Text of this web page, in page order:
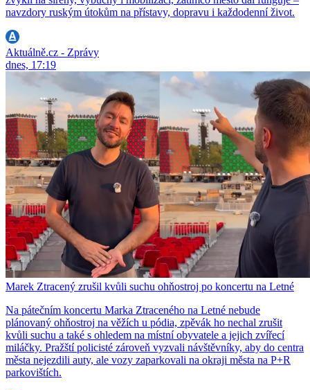
navzdory ruským útokům na přístavy, dopravu i každodenní život.
Aktuálně.cz - Zprávy
dnes, 17:19
Marek Ztracený zrušil kvůli suchu ohňostroj po koncertu na Letné
Na pátečním koncertu Marka Ztraceného na Letné nebude
plánovaný ohňostroj na věžích u pódia, zpěvák ho nechal zrušit
kvůli suchu a také s ohledem na místní obyvatele a jejich zvířecí
miláčky. Pražští policisté zároveň vyzvali návštěvníky, aby do centra
města nejezdili auty, ale vozy zaparkovali na okraji města na P+R
parkovištích.